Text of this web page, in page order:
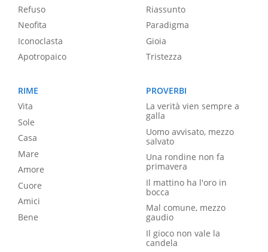
Refuso
Neofita
Iconoclasta
Apotropaico
Riassunto
Paradigma
Gioia
Tristezza
RIME
Vita
Sole
Casa
Mare
Amore
Cuore
Amici
Bene
PROVERBI
La verità vien sempre a
galla
Uomo avvisato, mezzo
salvato
Una rondine non fa
primavera
Il mattino ha l'oro in
bocca
Mal comune, mezzo
gaudio
Il gioco non vale la
candela